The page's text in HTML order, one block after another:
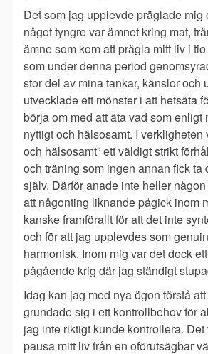
Det som jag upplevde präglade mig
något tyngre var ämnet kring mat,
ämne som kom att prägla mitt liv i
som under denna period
stor del av mina tankar, känslor och
utvecklade ett mönster i att hetsäta
börja om med att äta vad som enligt
nyttigt och hälsosamt. I verkligheten
och hälsosamt” ett väldigt strikt
och träning som ingen annan fick ta
själv. Därför anade inte heller
att någonting liknande pågick inom
kanske framförallt för att det inte
och för att jag upplevdes som
harmonisk. Inom mig var det dock
pågående krig där jag ständigt
Idag kan jag med nya ögon förstå
grundade sig i ett kontrollbehov för
jag inte riktigt kunde kontrollera. Det
pausa mitt liv från en oförutsägbar